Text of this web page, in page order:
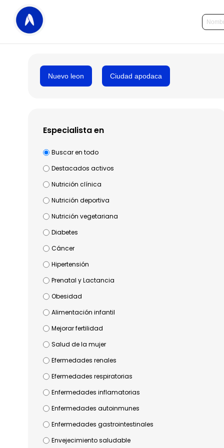
Nuevo leon Ciudad apodaca
Especialista en
Buscar en todo
Destacados activos
Nutrición clínica
Nutrición deportiva
Nutrición vegetariana
Diabetes
Cáncer
Hipertensión
Prenatal y Lactancia
Obesidad
Alimentación infantil
Mejorar fertilidad
Salud de la mujer
Efermedades renales
Efermedades respiratorias
Enfermedades inflamatorias
Enfermedades autoinmunes
Enfermedades gastrointestinales
Envejecimiento saludable